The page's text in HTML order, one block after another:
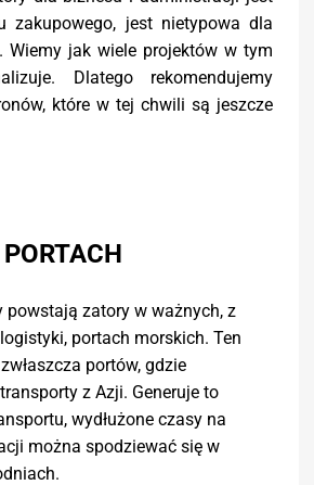
zakupowego, jest nietypowa dla
Wiemy jak wiele projektów w tym
Dlatego rekomendujemy
które w tej chwili są jeszcze
powstają zatory w ważnych, z
portach morskich. Ten
portów, gdzie
z Azji. Generuje to
wydłużone czasy na
można spodziewać się w